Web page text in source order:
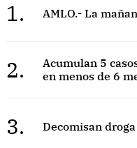
1. AMLO.- La
2.
Acumulan 5
en menos de 6
3. Decomisan